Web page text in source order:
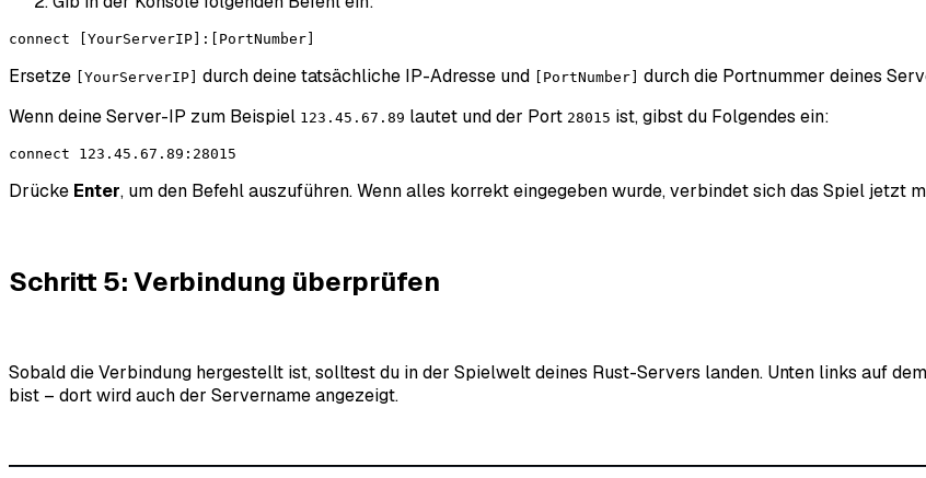
connect [YourServerIP]:[PortNumber]
Ersetze [YourServerIP] durch deine tatsächliche IP-Adresse und [PortNumber]
durch die Portnummer deines
Wenn deine Server-IP zum Beispiel 123.45.67.89 lautet und der Port 28015 ist, gibst du Folgendes ein:
connect 123.45.67.89:28015
Drücke Enter, um den Befehl auszuführen. Wenn alles korrekt eingegeben wurde, verbindet sich das Spiel jetzt
Schritt 5: Verbindung überprüfen
Sobald die Verbindung hergestellt ist, solltest du in der Spielwelt deines Rust-Servers landen. Unten links auf
bist – dort wird auch der Servername angezeigt.